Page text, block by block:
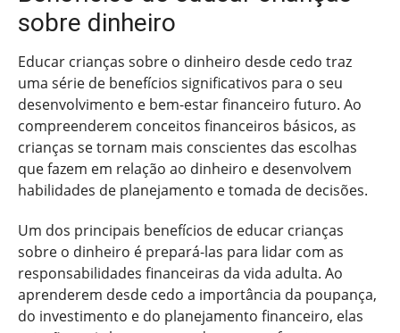
sobre dinheiro
Educar crianças sobre o dinheiro desde cedo traz
uma série de benefícios significativos para o seu
desenvolvimento e bem-estar financeiro futuro. Ao
compreenderem conceitos financeiros básicos, as
crianças se tornam mais conscientes das escolhas
que fazem em relação ao dinheiro e desenvolvem
habilidades de planejamento e tomada de decisões.
Um dos principais benefícios de educar crianças
sobre o dinheiro é prepará-las para lidar com as
responsabilidades financeiras da vida adulta. Ao
aprenderem desde cedo a importância da poupança,
do investimento e do planejamento financeiro, elas